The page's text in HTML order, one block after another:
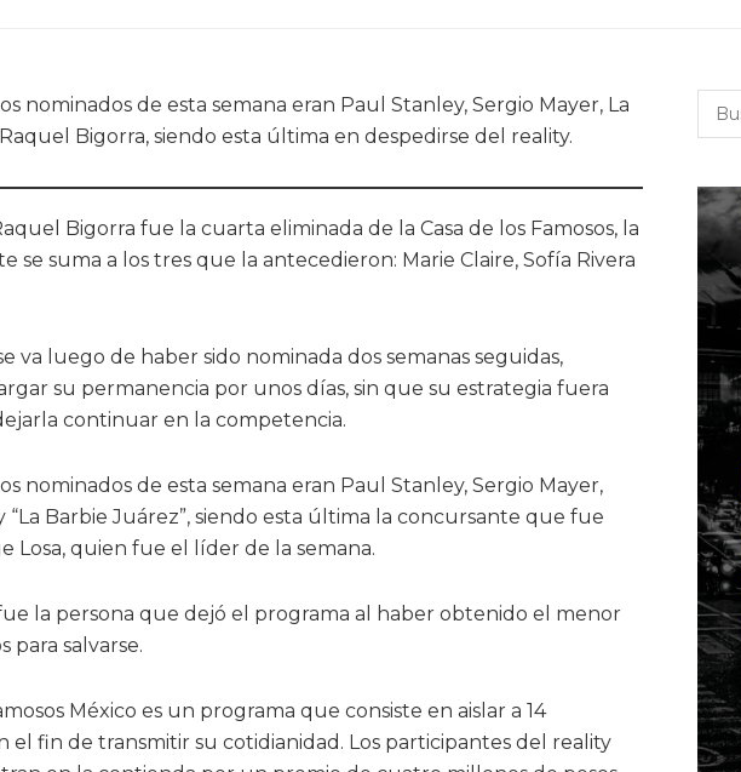
nominados de esta semana eran Paul Stanley, Sergio Mayer, La
Bigorra, siendo esta última en despedirse del reality.
Bigorra fue la cuarta eliminada de la Casa de los Famosos, la
se suma a los tres que la antecedieron: Marie Claire, Sofía Rivera
va luego de haber sido nominada dos semanas seguidas,
su permanencia por unos días, sin que su estrategia fuera
continuar en la competencia.
nominados de esta semana eran Paul Stanley, Sergio Mayer,
“La Barbie Juárez”, siendo esta última la concursante que fue
Losa, quien fue el líder de la semana.
la persona que dejó el programa al haber obtenido el menor
para salvarse.
México es un programa que consiste en aislar a 14
el fin de transmitir su cotidianidad. Los participantes del reality